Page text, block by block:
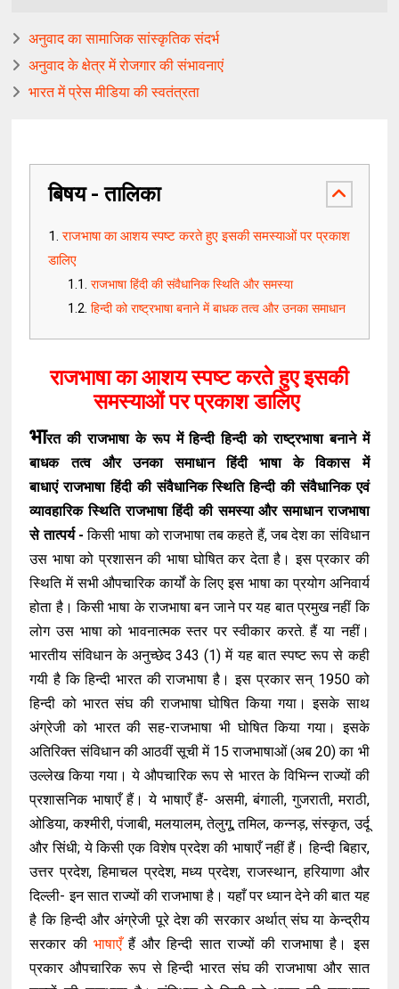
अनुवाद का सामाजिक सांस्कृतिक संदर्भ
अनुवाद के क्षेत्र में रोजगार की संभावनाएं
भारत में प्रेस मीडिया की स्वतंत्रता
बिषय - तालिका
राजभाषा का आशय स्पष्ट करते हुए इसकी समस्याओं पर प्रकाश
डालिए
राजभाषा हिंदी की संवैधानिक स्थिति और समस्या
हिन्दी को राष्ट्रभाषा बनाने में बाधक तत्व और उनका समाधान
राजभाषा का आशय स्पष्ट करते हुए इसकी
समस्याओं पर प्रकाश डालिए
भारत की राजभाषा के रूप में हिन्दी हिन्दी को राष्ट्रभाषा बनाने में
बाधक तत्व और उनका समाधान हिंदी भाषा के विकास में
बाधाएं राजभाषा हिंदी की संवैधानिक स्थिति हिन्दी की संवैधानिक एवं
व्यावहारिक स्थिति राजभाषा हिंदी की समस्या और समाधान राजभाषा
से तात्पर्य - किसी भाषा को राजभाषा तब कहते हैं, जब देश का संविधान
उस भाषा को प्रशासन की भाषा घोषित कर देता है। इस प्रकार की
स्थिति में सभी औपचारिक कार्यों के लिए इस भाषा का प्रयोग अनिवार्य
होता है। किसी भाषा के राजभाषा बन जाने पर यह बात प्रमुख नहीं कि
लोग उस भाषा को भावनात्मक स्तर पर स्वीकार करते. हैं या नहीं।
भारतीय संविधान के अनुच्छेद 343 (1) में यह बात स्पष्ट रूप से कही
गयी है कि हिन्दी भारत की राजभाषा है। इस प्रकार सन् 1950 को
हिन्दी को भारत संघ की राजभाषा घोषित किया गया। इसके साथ
अंग्रेजी को भारत की सह-राजभाषा भी घोषित किया गया। इसके
अतिरिक्त संविधान की आठवीं सूची में 15 राजभाषाओं (अब 20) का भी
उल्लेख किया गया। ये औपचारिक रूप से भारत के विभिन्न राज्यों की
प्रशासनिक भाषाएँ हैं। ये भाषाएँ हैं- असमी, बंगाली, गुजराती, मराठी,
ओडिया, कश्मीरी, पंजाबी, मलयालम, तेलुगू, तमिल, कन्नड़, संस्कृत, उर्दू
और सिंधी; ये किसी एक विशेष प्रदेश की भाषाएँ नहीं हैं। हिन्दी बिहार,
उत्तर प्रदेश, हिमाचल प्रदेश, मध्य प्रदेश, राजस्थान, हरियाणा और
दिल्ली- इन सात राज्यों की राजभाषा है। यहाँ पर ध्यान देने की बात यह
है कि हिन्दी और अंग्रेजी पूरे देश की सरकार अर्थात् संघ या केन्द्रीय
सरकार की भाषाएँहैं और हिन्दी सात राज्यों की राजभाषा है। इस
प्रकार औपचारिक रूप से हिन्दी भारत संघ की राजभाषा और सात